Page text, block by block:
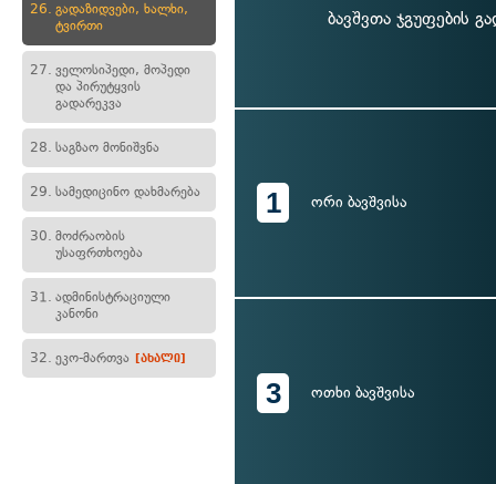
26. გადაზიდვები, ხალხი,
ტვირთი
27. ველოსიპედი, მოპედი
და პირუტყვის
გადარეკვა
28. საგზაო მონიშვნა
29. სამედიცინო დახმარება
30. მოძრაობის
უსაფრთხოება
31. ადმინისტრაციული
კანონი
32. ეკო-მართვა [ახალი]
ბავშვთა ჯგუფების
1 ორი ბავშვისა
3 ოთხი ბავშვისა